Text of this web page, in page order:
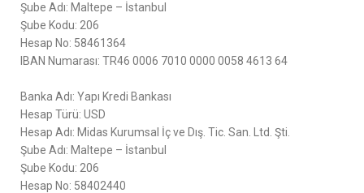
Şube Adı: Maltepe – İstanbul
Şube Kodu: 206
Hesap No: 58461364
IBAN Numarası: TR46 0006 7010 0000 0058 4613 64
Banka Adı: Yapı Kredi Bankası
Hesap Türü: USD
Hesap Adı: Midas Kurumsal İç ve Dış. Tic. San. Ltd. Şti.
Şube Adı: Maltepe – İstanbul
Şube Kodu: 206
Hesap No: 58402440